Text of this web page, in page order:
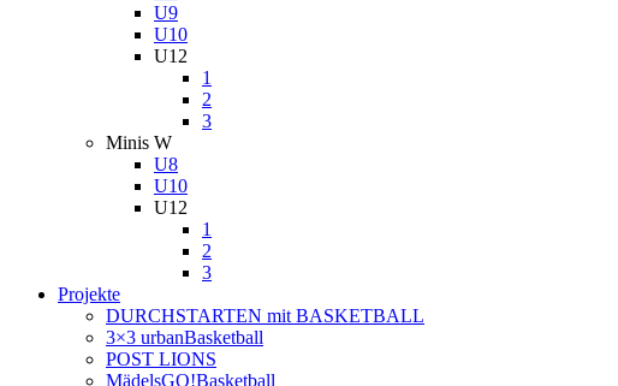
U9
U10
U12
1
2
3
Minis W
U8
U10
U12
1
2
3
Projekte
DURCHSTARTEN mit BASKETBALL
3×3 urbanBasketball
POST LIONS
MädelsGO!Basketball